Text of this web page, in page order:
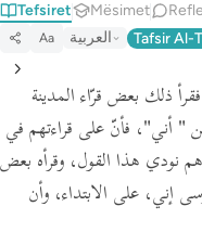
Tefsiret Mësimet
Aa العربية Tafsir Al-
فقرأ ذلك بعض قرّاء المدينة
" أني"، فأنّ على قراءتهم في
نودي هذا القول، وقرأه بعض
إني، على الابتداء، وأن